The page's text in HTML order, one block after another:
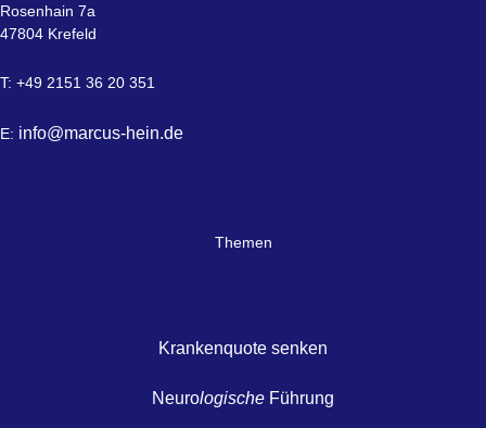
Rosenhain 7a
47804 Krefeld
T: +49 2151 36 20 351
E: info@marcus-hein.de
Themen
Krankenquote senken
Neurologische Führung